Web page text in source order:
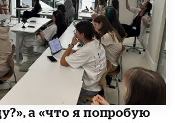
а «что я попробую